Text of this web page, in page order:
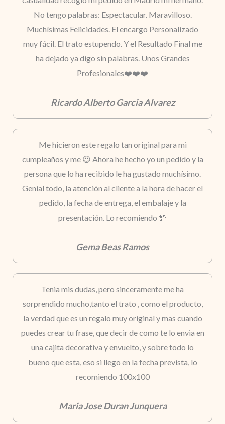
No tengo palabras: Espectacular. Maravilloso.
Muchísimas Felicidades. El encargo Personalizado
muy fácil. El trato estupendo. Y el Resultado Final me
ha dejado ya digo sin palabras. Unos Grandes
Profesionales❤️❤️❤️
Ricardo Alberto Garcia Alvarez
Me hicieron este regalo tan original para mi
cumpleaños y me 😍 Ahora he hecho yo un pedido y la
persona que lo ha recibido le ha gustado muchísimo.
Genial todo, la atención al cliente a la hora de hacer el
pedido, la fecha de entrega, el embalaje y la
presentación. Lo recomiendo 💯
Gema Beas Ramos
Tenia mis dudas, pero sinceramente me ha
sorprendido mucho,tanto el trato , como el producto,
la verdad que es un regalo muy original y mas cuando
puedes crear tu frase, que decir de como te lo envia en
una cajita decorativa y envuelto, y sobre todo lo
bueno que esta, eso si llego en la fecha prevista, lo
recomiendo 100x100
Maria Jose Duran Junquera